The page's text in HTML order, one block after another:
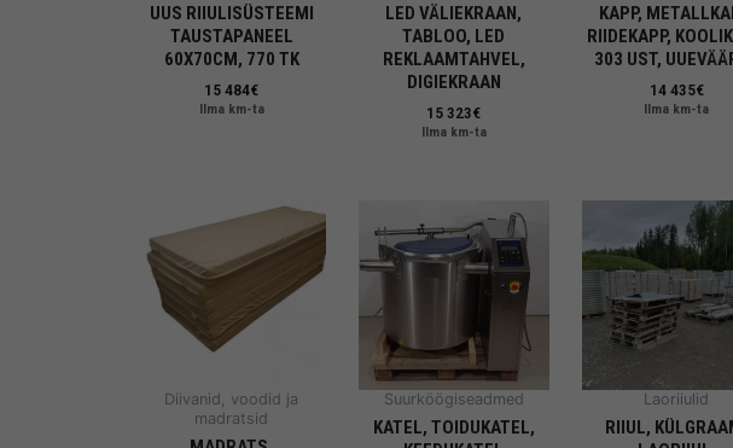
UUS RIIULISÜSTEEMI
TAUSTAPANEEL
60X70CM, 770 TK
15 484€
Ilma km-ta
LED VÄLIEKRAAN,
TABLOO, LED
REKLAAMTAHVEL,
DIGIEKRAAN
15 323€
Ilma km-ta
KAPP,
RIIDEKAPP,
303 UST,
14 435€
Ilma km-ta
Diivanid, voodid ja
madratsid
Suurköögiseadmed
KATEL, TOIDUKATEL,
Laoriiulid
RIIUL,